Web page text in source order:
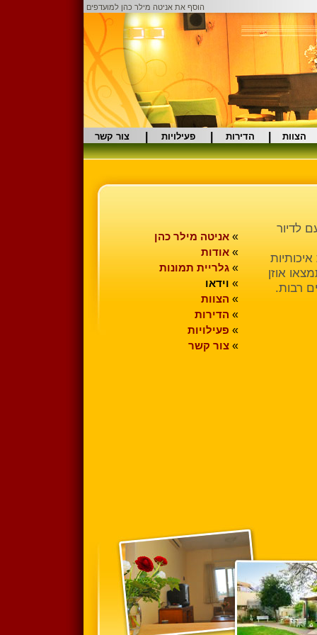
הוסף את אניטה מילר כהן למועדפים
הצוות הדירות פעילויות צור קשר
לדיור
אוזן
רבות.
» אניטה מילר כהן
» אודות
» גלריית תמונות
» וידאו
» הצוות
» הדירות
» פעילויות
» צור קשר